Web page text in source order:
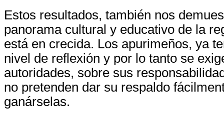
Estos resultados, también nos
panorama cultural y educativo de la
está en crecida. Los apurimeños, ya
nivel de reflexión y por lo tanto se
autoridades, sobre sus
no pretenden dar su respaldo
ganárselas.